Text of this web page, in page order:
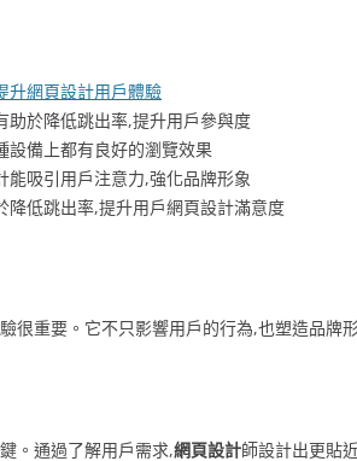
升網頁設計用戶體驗
助於降低跳出率,提升用戶參與度
設備上都有良好的瀏覽效果
能吸引用戶注意力,強化品牌形象
降低跳出率,提升用戶網頁設計滿意度
很重要。它不只影響用戶的行為,也塑造品牌
。通過了解用戶需求,網頁設計師設計出更貼